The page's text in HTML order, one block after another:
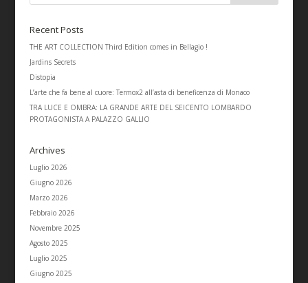
Recent Posts
THE ART COLLECTION Third Edition comes in Bellagio !
Jardins Secrets
Distopia
L’arte che fa bene al cuore: Termox2 all’asta di beneficenza di Monaco
TRA LUCE E OMBRA: LA GRANDE ARTE DEL SEICENTO LOMBARDO
PROTAGONISTA A PALAZZO GALLIO
Archives
Luglio 2026
Giugno 2026
Marzo 2026
Febbraio 2026
Novembre 2025
Agosto 2025
Luglio 2025
Giugno 2025